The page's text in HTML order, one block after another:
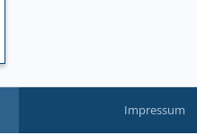
Impressum